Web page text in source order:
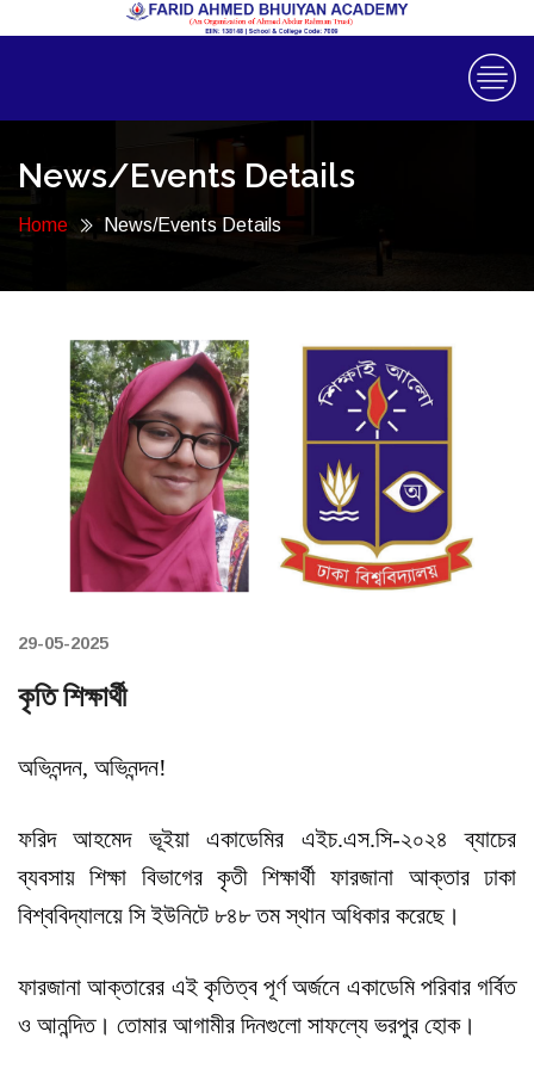
News/Events Details
Home News/Events Details
29-05-2025
কৃতি শিক্ষার্থী
অভিনন্দন, অভিনন্দন!
ফরিদ আহমেদ ভূইয়া একাডেমির এইচ.এস.সি-২০২৪ ব্যাচের
ব্যবসায় শিক্ষা বিভাগের কৃতী শিক্ষার্থী ফারজানা আক্তার ঢাকা
বিশ্ববিদ্যালয়ে সি ইউনিটে ৮৪৮ তম স্থান অধিকার করেছে।
ফারজানা আক্তারের এই কৃতিত্ব পূর্ণ অর্জনে একাডেমি পরিবার গর্বিত
ও আনন্দিত। তোমার আগামীর দিনগুলো সাফল্যে ভরপুর হোক।